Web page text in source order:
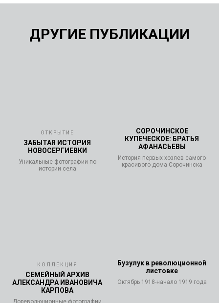
ДРУГИЕ ПУБЛИКАЦИИ
ОТКРЫТИЕ
ЗАБЫТАЯ ИСТОРИЯ
НОВОСЕРГИЕВКИ
Уникальные фотографии по
истории села
СОРОЧИНСКОЕ
КУПЕЧЕСКОЕ: БРАТЬЯ
АФАНАСЬЕВЫ
История первых хозяев самого
красивого дома Сорочинска
КОЛЛЕКЦИЯ
СЕМЕЙНЫЙ АРХИВ
АЛЕКСАНДРА ИВАНОВИЧА
КАРПОВА
Дореволюционные фотографии
Бузулук в революционной
листовке
Октябрь 1918-начало 1919 года